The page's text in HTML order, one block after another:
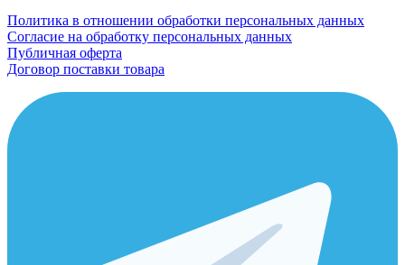
Политика в отношении обработки персональных данных
Согласие на обработку персональных данных
Публичная оферта
Договор поставки товара